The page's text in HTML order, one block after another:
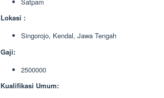
Lokasi :
Singorojo, Kendal, Jawa Tengah
Gaji:
2500000
Kualifikasi Umum: